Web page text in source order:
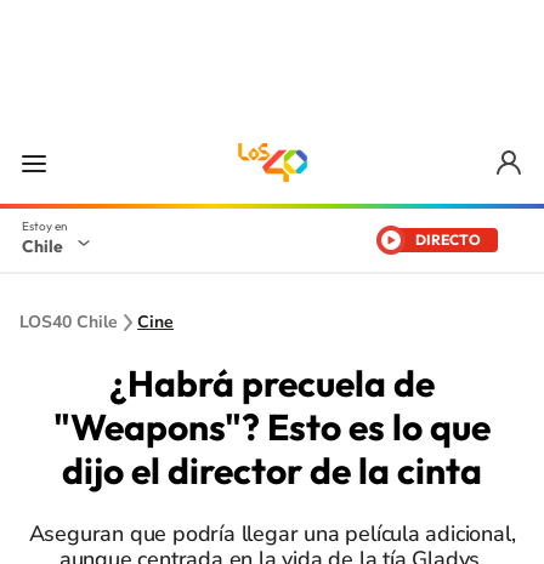
Chile DIRECTO
LOS40 Chile Cine
¿Habrá precuela de
"Weapons"? Esto es lo que
dijo el director de la cinta
Aseguran que podría llegar una película adicional,